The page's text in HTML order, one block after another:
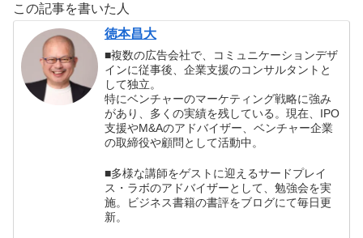
この記事を書いた人
徳本昌大
■複数の広告会社で、コミュニケーションデザ
インに従事後、企業支援のコンサルタントと
して独立。
特にベンチャーのマーケティング戦略に強み
があり、多くの実績を残している。現在、IPO
支援やM&Aのアドバイザー、ベンチャー企業
の取締役や顧問として活動中。
■多様な講師をゲストに迎えるサードプレイ
ス・ラボのアドバイザーとして、勉強会を実
施。ビジネス書籍の書評をブログにて毎日更
新。